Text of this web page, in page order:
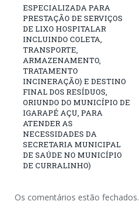
ESPECIALIZADA PARA
PRESTAÇÃO DE SERVIÇOS
DE LIXO HOSPITALAR
INCLUINDO COLETA,
TRANSPORTE,
ARMAZENAMENTO,
TRATAMENTO
INCINERAÇÃO) E DESTINO
FINAL DOS RESÍDUOS,
ORIUNDO DO MUNICÍPIO DE
IGARAPÉ AÇU, PARA
ATENDER AS
NECESSIDADES DA
SECRETARIA MUNICIPAL
DE SAÚDE NO MUNICÍPIO
DE CURRALINHO)
Os comentários estão fechados.